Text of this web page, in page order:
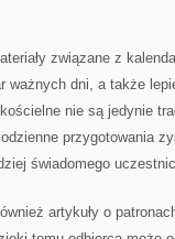
związane z
ważnych dni, a także
nie są jedynie
przygotowania
świadomego
artykuły o